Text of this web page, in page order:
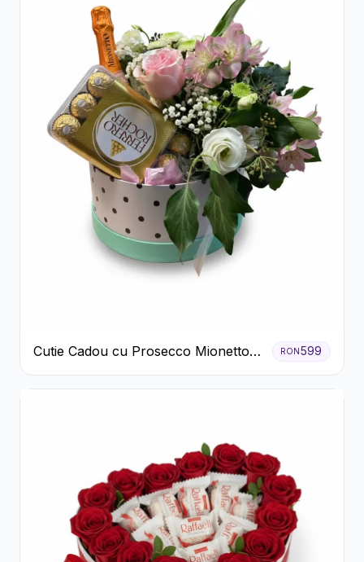
Cutie Cadou cu Prosecco Mionetto
Ferrero Rocher și Flori Pastelate
RON599